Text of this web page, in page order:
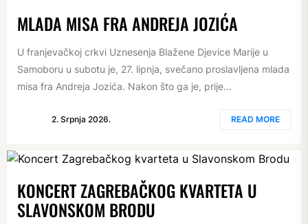
MLADA MISA FRA ANDREJA JOZIĆA
U franjevačkoj crkvi Uznesenja Blažene Djevice Marije u
Samoboru u subotu je, 27. lipnja, svečano proslavljena mlada
misa fra Andreja Jozića. Nakon što ga je, prije...
2. Srpnja 2026. READ MORE
KONCERT ZAGREBAČKOG KVARTETA U
SLAVONSKOM BRODU